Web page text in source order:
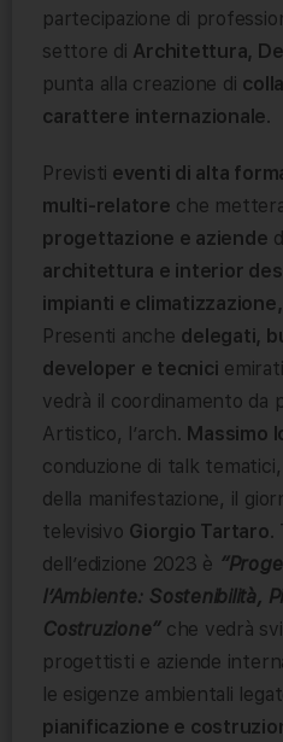
partecipazione di
settore di Architettura,
punta alla creazione di
carattere internazionale.
Previsti eventi di alta
multi-relatore che
progettazione e aziende
architettura e interior
impianti e
Presenti anche delegati,
developer e tecnici
vedrà il coordinamento da
Artistico, l’arch. Massimo
conduzione di talk
della manifestazione, il
televisivo Giorgio Tartaro.
dell’edizione 2023 è
l’Ambiente: Sostenibilità,
Costruzione”che vedrà
progettisti e aziende
le esigenze ambientali
pianificazione e